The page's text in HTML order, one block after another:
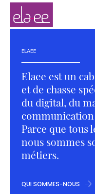
Contenu
Elaee
-
têtes
création,
digital
marketing
ELAEE
Elaee est un
et de chasse
du digital, du
Parce que tous
nous sommes
métiers.
QUI SOMMES-NOUS